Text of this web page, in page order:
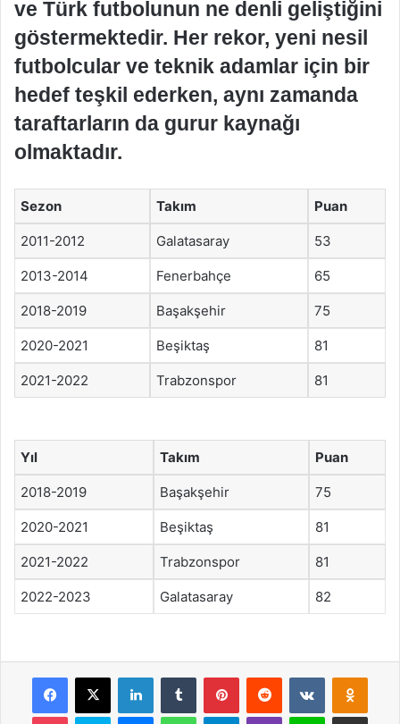
ve Türk futbolunun ne denli geliştiğini
göstermektedir. Her rekor, yeni nesil
futbolcular ve teknik adamlar için bir
hedef teşkil ederken, aynı zamanda
taraftarların da gurur kaynağı
olmaktadır.
Sezon Takım Puan
2011-2012 Galatasaray 53
2013-2014 Fenerbahçe 65
2018-2019 Başakşehir 75
2020-2021 Beşiktaş 81
2021-2022 Trabzonspor 81
Yıl Takım Puan
2018-2019 Başakşehir 75
2020-2021 Beşiktaş 81
2021-2022 Trabzonspor 81
2022-2023 Galatasaray 82
Facebook
X LinkedInTumblr PinterestReddit VKontakte
Pocket Skype MessengerWhatsAppTelegramViber Line E-Posta ile